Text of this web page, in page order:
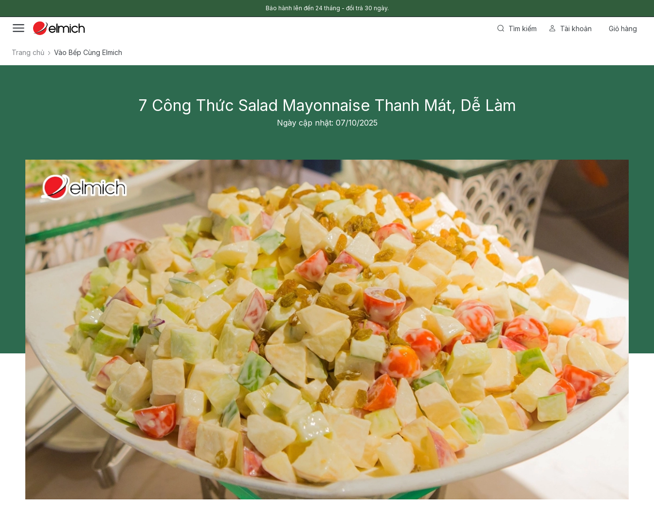
Bảo hành lên đến 24 tháng - đổi trả 30 ngày.
Tìm kiếm Tài khoản Giỏ hàng
Trang chủ Vào Bếp Cùng Elmich
7 Công Thức Salad Mayonnaise Thanh Mát, Dễ Làm
Ngày cập nhật: 07/10/2025